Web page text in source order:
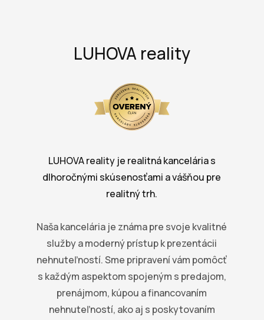
LUHOVA reality
LUHOVA reality je realitná kancelária s
dlhoročnými skúsenosťami a vášňou pre
realitný trh.
Naša kancelária je známa pre svoje kvalitné
služby a moderný prístup k prezentácii
nehnuteľností. Sme pripravení vám pomôcť
s každým aspektom spojeným s predajom,
prenájmom, kúpou a financovaním
nehnuteľností, ako aj s poskytovaním